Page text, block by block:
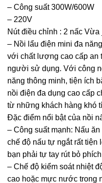
– Công suất 300W/600W
– 220V
Nút điều chỉnh : 2 nấc Vừa
– Nồi lẩu điện mini đa
với chất lượng cao cấp an
người sử dụng. Với công
năng thông minh, tiện ích
nồi điện đa dụng cao cấp
từ những khách hàng khó
Đặc điểm nổi bật của nồi
– Công suất mạnh: Nấu
chế độ nấu tự ngắt rất tiện
bạn phải tự tay rút bỏ
– Chế độ kiểm soát nhiệt
cao hoặc mực nước trong